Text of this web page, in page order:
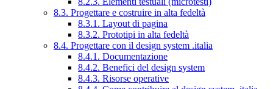
8.3. Progettare e costruire in alta fedeltà
8.3.1. Layout di pagina
8.3.2. Prototipi in alta fedeltà
8.4. Progettare con il design system .italia
8.4.1. Documentazione
8.4.2. Benefici del design system
8.4.3. Risorse operative